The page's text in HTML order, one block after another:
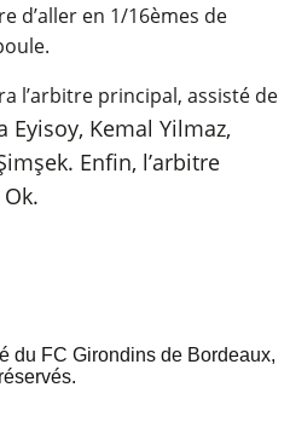
d’aller en 1/16èmes de
l’arbitre principal, assisté de
Eyisoy, Kemal Yilmaz,
Enfin, l’arbitre
du FC Girondins de Bordeaux,